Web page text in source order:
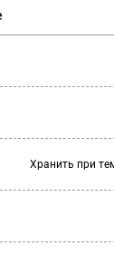
Хранить при